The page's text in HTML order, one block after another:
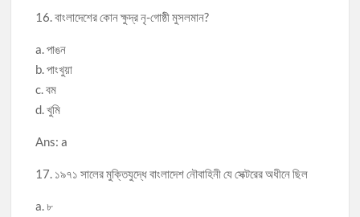
16. বাংলাদেশের কোন ক্ষুদ্র নৃ-গোষ্ঠী মুসলমান?
a. পাঙন
b. পাংখুয়া
c. বম
d. খুমি
Ans: a
17. ১৯৭১ সালের মুক্তিযুদ্ধে বাংলাদেশ নৌবাহিনী যে সেক্টরের অধীনে ছিল
a. ৮